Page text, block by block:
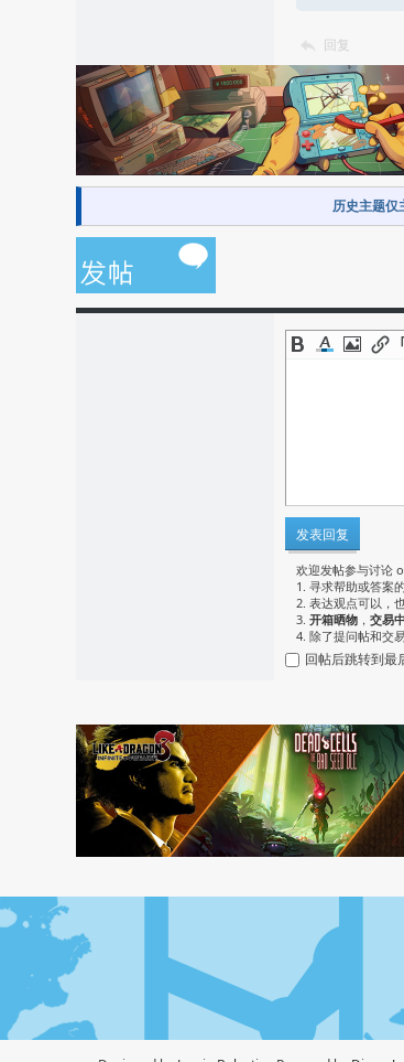
回复
历史主题仅
发表回复
欢迎发帖参与讨论
1. 寻求帮助或答案
2. 表达观点可以，
3. 开箱晒物 ， 交易
4. 除了提问帖和交
回帖后跳转到最